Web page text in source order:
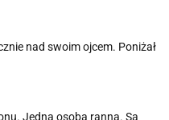
nad swoim ojcem. Poniżał
Jedna osoba ranna. Są